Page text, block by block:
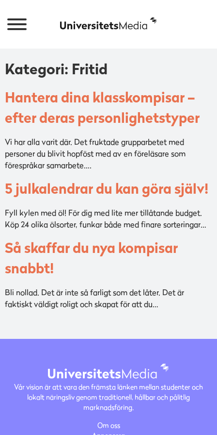
Kategori: Fritid
Hantera dina klasskompisar –
efter deras personlighetstyper
Vi har alla varit där. Det fruktade grupparbetet med
personer du blivit hopföst med av en föreläsare som
förespråkar samarbete….
5 julkalendrar du kan göra själv!
Fyll kylen med öl! För dig med lite mer tillåtande budget.
Köp 24 olika ölsorter, funkar både med finare sorteringar…
Så skaffar du nya kompisar
snabbt!
Bli nollad. Det är inte så farligt som det låter. Det är
faktiskt väldigt roligt och skapat för att du…
Vår vision är att vara den främsta länken mellan studenter och
lokalt näringsliv genom traditionell, hållbar och pålitlig
marknadsföring.
Om oss